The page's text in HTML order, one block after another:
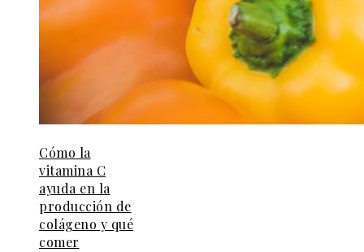
Cómo la
vitamina C
ayuda en la
producción de
colágeno y qué
comer